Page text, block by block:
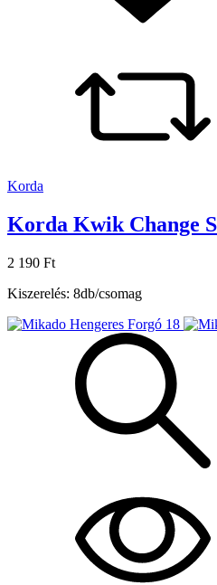
Korda
Korda Kwik Change
2 190 Ft
Kiszerelés: 8db/csomag